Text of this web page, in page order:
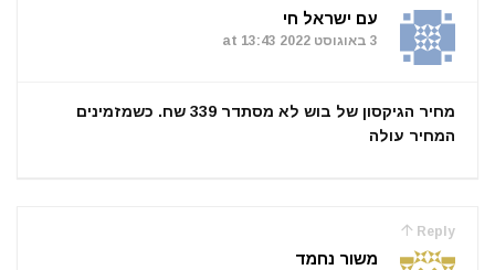
עם ישראל חי
3 באוגוסט 2022 at 13:43
מחיר הגיקסון של בוש לא מסתדר 339 שח. כשמזמינים
המחיר עולה
Reply
משור נחמד